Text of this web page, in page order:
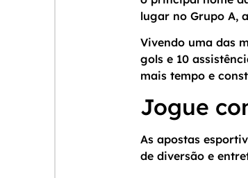
lugar no Grupo A,
Vivendo uma das
gols e 10
mais tempo e
Jogue
As apostas
de diversão e